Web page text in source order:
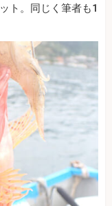
ト。同じく筆者も1